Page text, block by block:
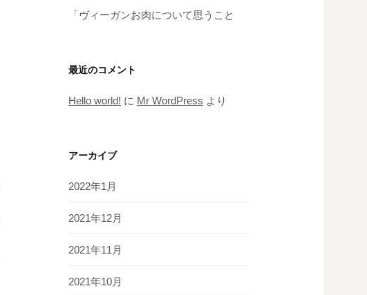
「ヴィーガンお肉について思うこと
最近のコメント
Hello world! に Mr WordPress より
アーカイブ
2022年1月
2021年12月
2021年11月
2021年10月